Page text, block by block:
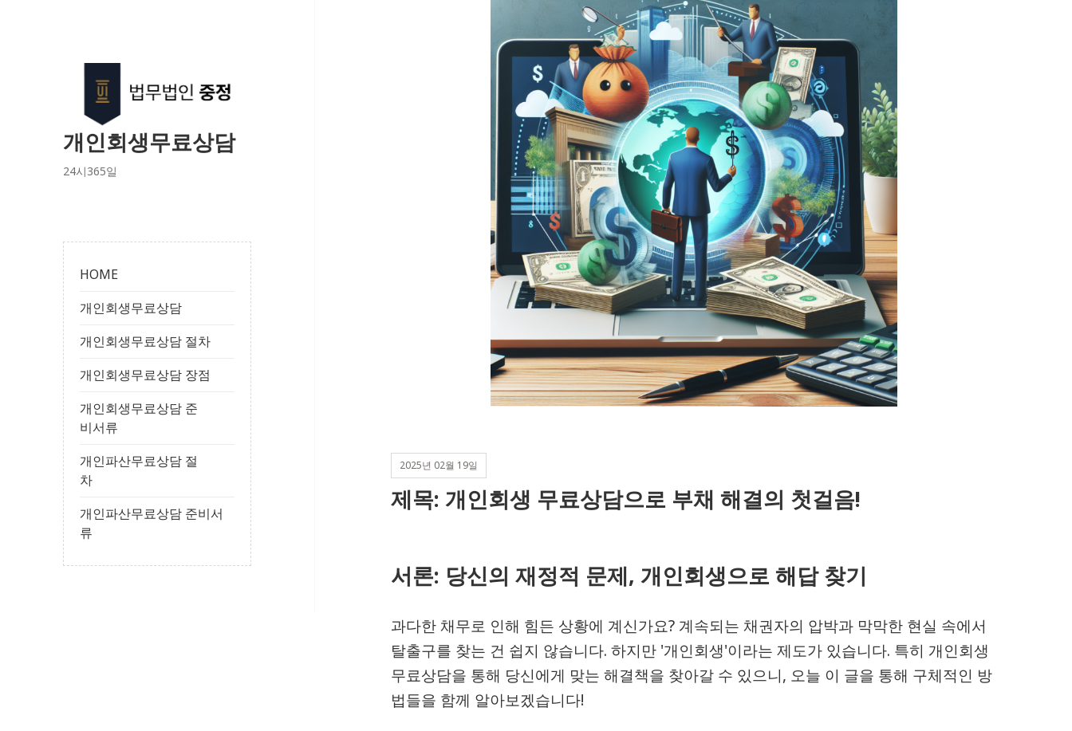
개인회생무료상담
24시365일
HOME
개인회생무료상담
개인회생무료상담 절차
개인회생무료상담 장점
개인회생무료상담 준
비서류
개인파산무료상담 절
차
개인파산무료상담 준비서
류
2025년 02월 19일
제목: 개인회생 무료상담으로 부채 해결의 첫걸음!
서론: 당신의 재정적 문제, 개인회생으로 해답 찾기
과다한 채무로 인해 힘든 상황에 계신가요? 계속되는 채권자의 압박과 막막한 현실 속에서
탈출구를 찾는 건 쉽지 않습니다. 하지만 '개인회생'이라는 제도가 있습니다. 특히 개인회생
무료상담을 통해 당신에게 맞는 해결책을 찾아갈 수 있으니, 오늘 이 글을 통해 구체적인 방
법들을 함께 알아보겠습니다!